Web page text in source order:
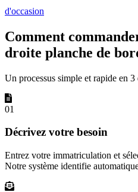
d'occasion
Comment
droite planche de
Un processus simple et rapide en 3
01
Décrivez votre besoin
Entrez votre immatriculation et
Notre système identifie